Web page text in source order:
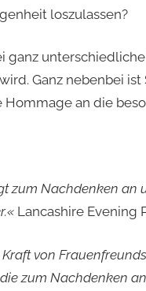
loszulassen?
ganz
Ganz nebenbei
an die
zum Nachdenken an
Lancashire Evening
von
zum Nachdenken